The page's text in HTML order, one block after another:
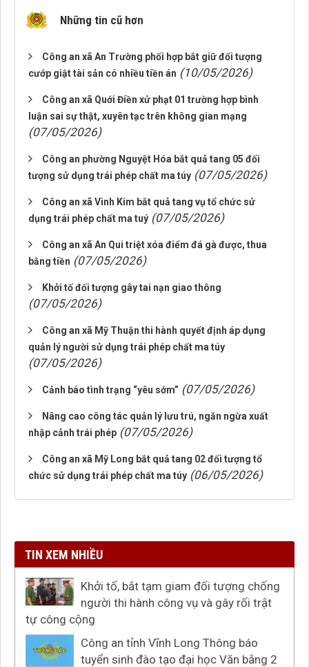
Những tin cũ hơn
Công an xã An Trường phối hợp bắt giữ đối tượng
cướp giật tài sản có nhiều tiền án (10/05/2026)
Công an xã Quới Điền xử phạt 01 trường hợp bình
luận sai sự thật, xuyên tạc trên không gian mạng
(07/05/2026)
Công an phường Nguyệt Hóa bắt quả tang 05 đối
tượng sử dụng trái phép chất ma túy (07/05/2026)
Công an xã Vinh Kim bắt quả tang vụ tổ chức sử
dụng trái phép chất ma tuý (07/05/2026)
Công an xã An Qui triệt xóa điểm đá gà được, thua
bằng tiền (07/05/2026)
Khởi tố đối tượng gây tai nạn giao thông
(07/05/2026)
Công an xã Mỹ Thuận thi hành quyết định áp dụng
quản lý người sử dụng trái phép chất ma túy
(07/05/2026)
Cảnh báo tình trạng “yêu sớm” (07/05/2026)
Nâng cao công tác quản lý lưu trú, ngăn ngừa xuất
nhập cảnh trái phép (07/05/2026)
Công an xã Mỹ Long bắt quả tang 02 đối tượng tổ
chức sử dụng trái phép chất ma túy (06/05/2026)
TIN XEM NHIỀU
Khởi tố, bắt tạm giam đối tượng chống
người thi hành công vụ và gây rối trật
tự công cộng
Công an tỉnh Vĩnh Long Thông báo
tuyển sinh đào tạo đại học Văn bằng 2